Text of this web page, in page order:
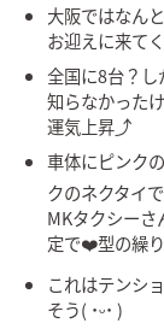
大阪ではなん
お迎えに来て
全国に8台？
知らなかった
運気上昇⤴️
車体にピンク
クのネクタイ
MKタクシーさ
定で❤️型の繰
これはテンシ
そう( ˙ᵕ˙ )